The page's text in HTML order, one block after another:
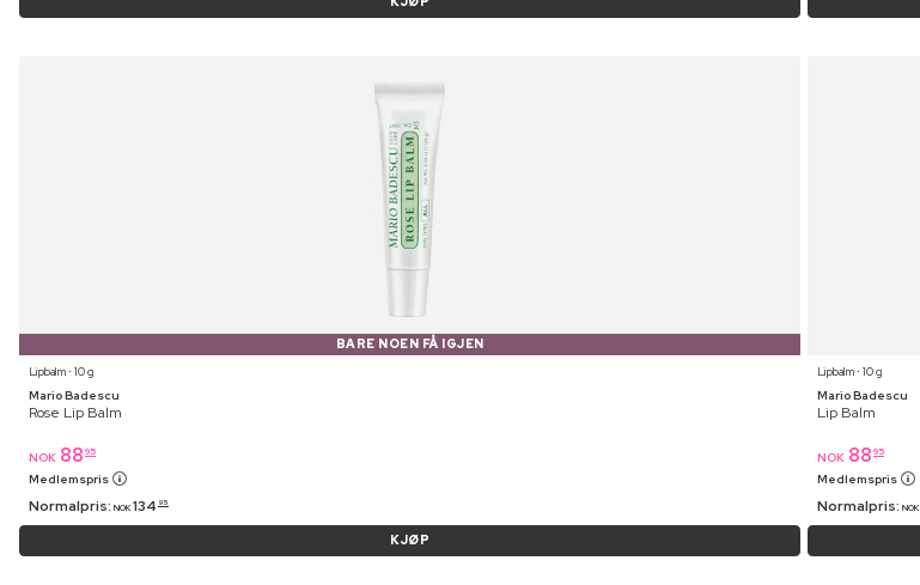
BARE NOEN FÅ IGJEN
Lipbalm ⋅ 10 g
Mario Badescu
Rose Lip Balm
NOK 88 95
Medlemspris
Normalpris: NOK 134 95
KJØP
Lipbalm ⋅ 10 g
Mario Badescu
Lip Balm
NOK 88 95
Medlemspris
Normalpris: NOK